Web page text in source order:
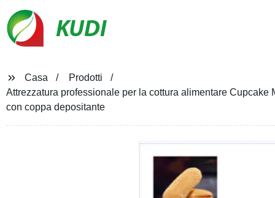
KUDI
Casa
Prodotti
Attrezzatura professionale per la cottura alimentare
con coppa depositante